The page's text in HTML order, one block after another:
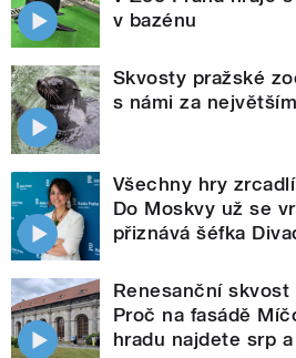
v bazénu
Skvosty pražské
s námi za
Všechny hry
Do Moskvy už se
přiznává šéfka
Renesanční skvost
Proč na fasádě
hradu najdete srp